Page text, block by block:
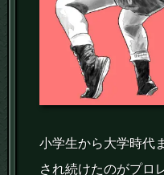
小学生から大学時代
され続けたのがプロ